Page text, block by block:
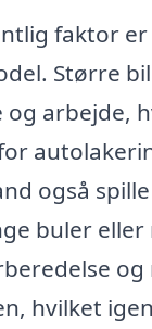
faktor er
Større
arbejde,
også
buler eller
hvilket